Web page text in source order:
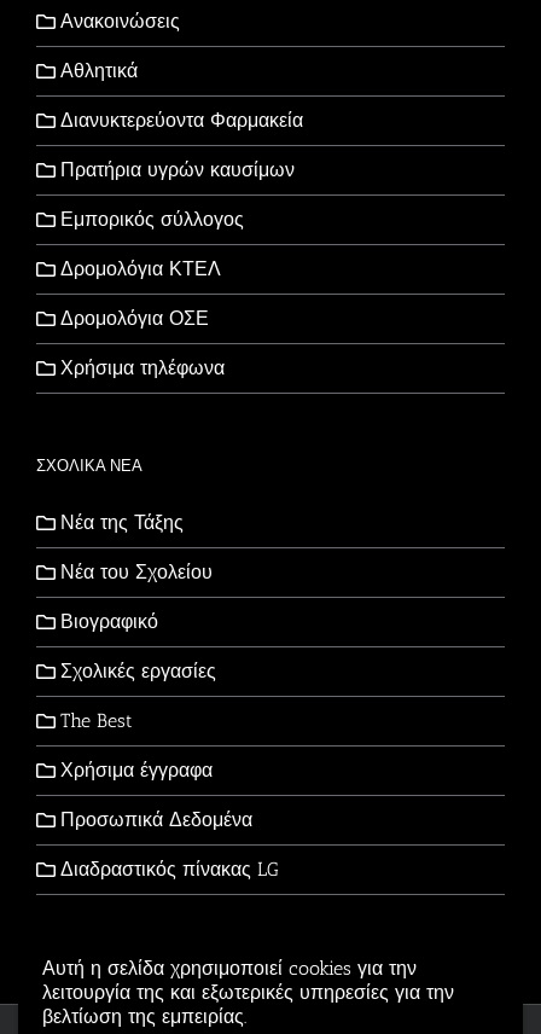
Αυτή η σελίδα χρησιμοποιεί cookies για την
λειτουργία της και εξωτερικές υπηρεσίες για την
βελτίωση της εμπειρίας.
Ανακοινώσεις
Αθλητικά
Διανυκτερεύοντα Φαρμακεία
Πρατήρια υγρών καυσίμων
Εμπορικός σύλλογος
Δρομολόγια ΚΤΕΛ
Δρομολόγια ΟΣΕ
Χρήσιμα τηλέφωνα
ΣΧΟΛΙΚΑ ΝΕΑ
Νέα της Τάξης
Νέα του Σχολείου
Βιογραφικό
Σχολικές εργασίες
The Best
Χρήσιμα έγγραφα
Προσωπικά Δεδομένα
Διαδραστικός πίνακας LG